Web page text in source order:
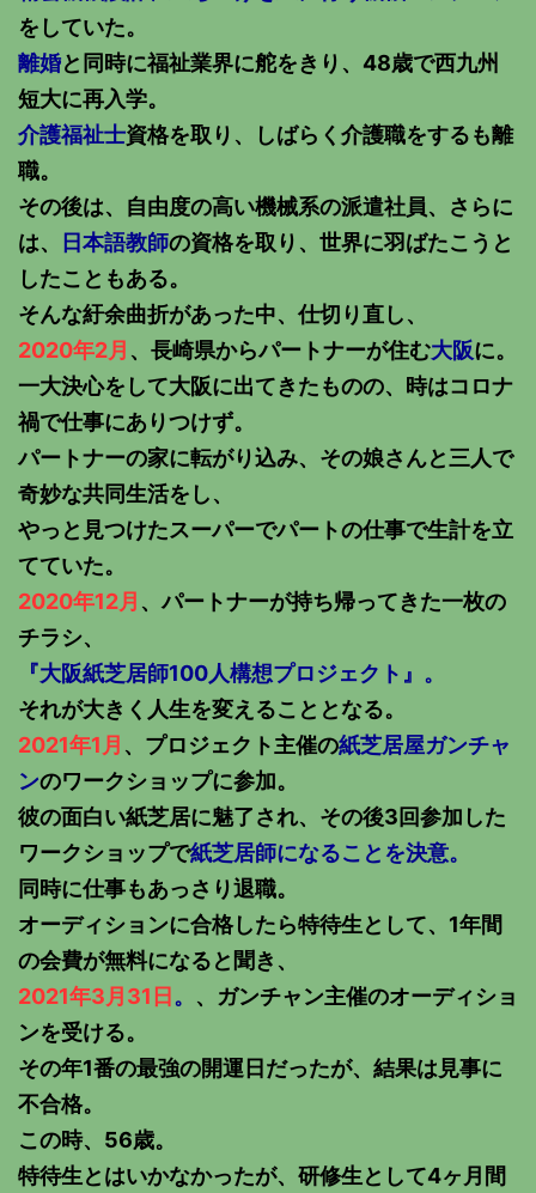
をしていた。
離婚と同時に福祉業界に舵をきり、48歳で西九州
短大に再入学。
介護福祉士資格を取り、しばらく介護職をするも離
職。
その後は、自由度の高い機械系の派遣社員、さらに
は、
日本語教師の資格を取り、世界に羽ばたこうと
したこともある。
そんな紆余曲折があった中、仕切り直し、
2020年2月 、長崎県からパートナーが住む大阪に。
一大決心をして大阪に出てきたものの、時はコロナ
禍で仕事にありつけず。
パートナーの家に転がり込み、その娘さんと三人で
奇妙な共同生活をし、
やっと見つけたスーパーでパートの仕事で生計を立
てていた。
2020年12月 、パートナーが持ち帰ってきた一枚の
チラシ、
『大阪紙芝居師100人構想プロジェクト』。
それが大きく人生を変えることとなる。
2021年1月 、プロジェクト主催の紙芝居屋ガンチャ
ンのワークショップに参加。
彼の面白い紙芝居に魅了され、その後3回参加した
ワークショップで紙芝居師になることを決意。
同時に仕事もあっさり退職。
オーディションに合格したら特待生として、1年間
の会費が無料になると聞き、
2021年3月31日 。 、ガンチャン主催のオーディショ
ンを受ける。
その年1番の最強の開運日だったが、結果は見事に
不合格。
この時、56歳。
特待生とはいかなかったが、研修生として4ヶ月間